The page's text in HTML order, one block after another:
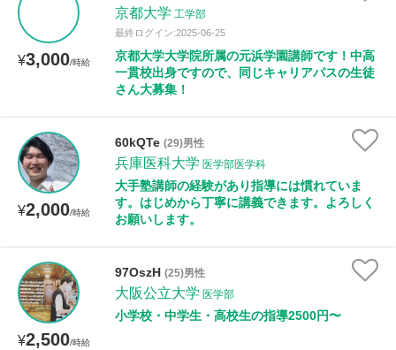
¥3,000/時給
京都大学 工学部
最終ログイン:2025-06-25
京都大学大学院所属の元浜学園講師です！中高
一貫校出身ですので、同じキャリアパスの生徒
さん大募集！
¥2,000/時給
60kQTe (29)男性
兵庫医科大学 医学部医学科
大手塾講師の経験があり指導には慣れていま
す。はじめから丁寧に講義できます。よろしく
お願いします。
¥2,500/時給
97OszH (25)男性
大阪公立大学 医学部
小学校・中学生・高校生の指導2500円〜